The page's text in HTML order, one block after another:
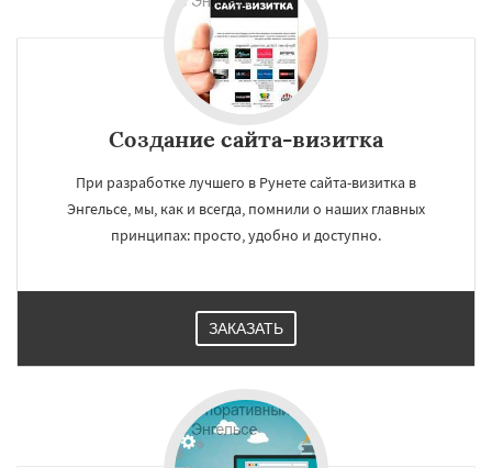
Создание сайта-визитка
При разработке лучшего в Рунете сайта-визитка в
Энгельсе, мы, как и всегда, помнили о наших главных
принципах: просто, удобно и доступно.
ЗАКАЗАТЬ